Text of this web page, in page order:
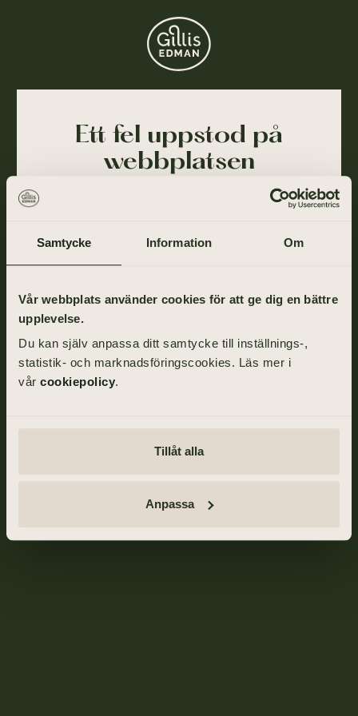
Samtycke Information Om
Vår webbplats använder cookies för att ge dig en bättre
upplevelse.
Du kan själv anpassa ditt samtycke till inställnings-,
statistik- och marknadsföringscookies. Läs mer i
vår cookiepolicy.
Tillåt alla
Anpassa
Ett fel uppstod på
webbplatsen
Ajdå! Vår webbplats stötte på ett tillfälligt fel och
rapporterat till oss och vi arbetar på att lösa det så
Gå tillbaka till startsidan om du vill fortsätta ditt
besök eller ring oss på
031-355 40 00
TILL STARTSIDAN